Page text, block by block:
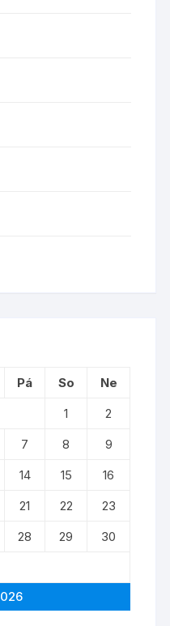
Pá So
Ne
1
2
7 8
9
14 15
16
21 22
23
28 29
30